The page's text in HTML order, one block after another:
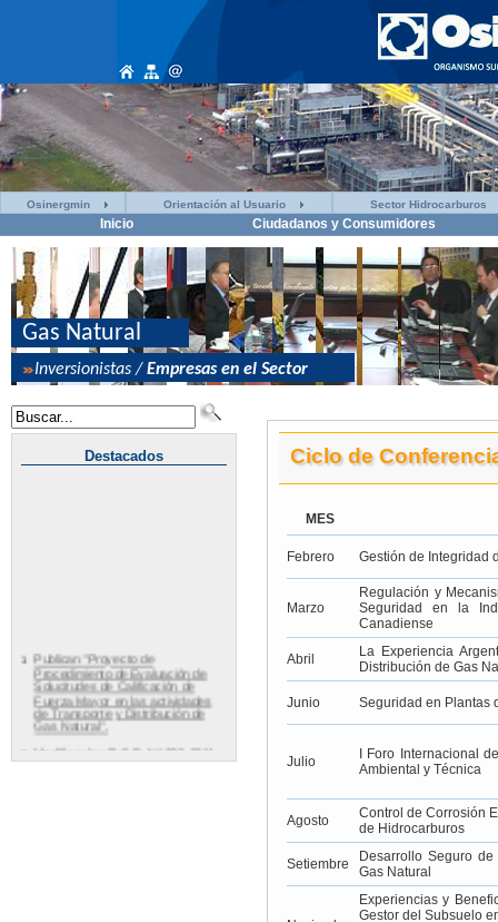
Osinergmin Orientación al Usuario Sector Hidrocarburos
Inicio Ciudadanos y Consumidores